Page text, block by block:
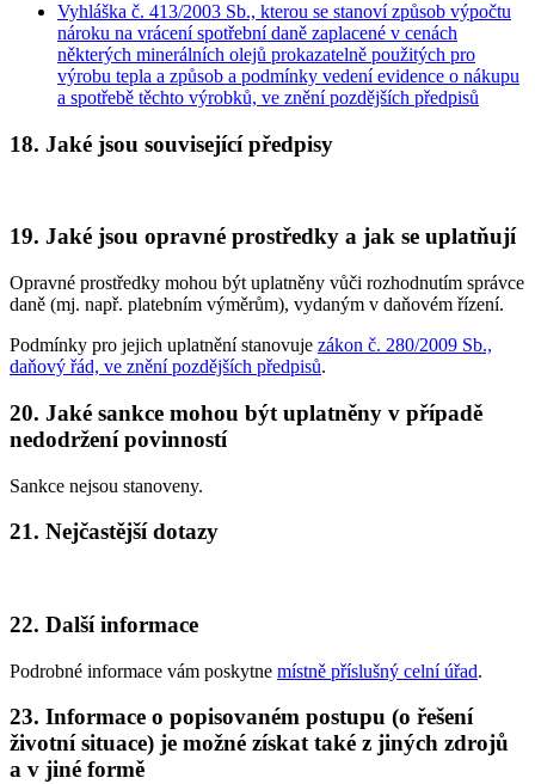
Vyhláška č. 413/2003 Sb., kterou se stanoví způsob výpočtu
nároku na vrácení spotřební daně zaplacené v cenách
některých minerálních olejů prokazatelně použitých pro
výrobu tepla a způsob a podmínky vedení evidence o nákupu
a spotřebě těchto výrobků, ve znění pozdějších předpisů
18. Jaké jsou související předpisy
19. Jaké jsou opravné prostředky a jak se uplatňují
Opravné prostředky mohou být uplatněny vůči rozhodnutím správce
daně (mj. např. platebním výměrům), vydaným v daňovém řízení.
Podmínky pro jejich uplatnění stanovuje zákon č. 280/2009 Sb.,
daňový řád, ve znění pozdějších předpisů.
20. Jaké sankce mohou být uplatněny v případě
nedodržení povinností
Sankce nejsou stanoveny.
21. Nejčastější dotazy
22. Další informace
Podrobné informace vám poskytne místně příslušný celní úřad.
23. Informace o popisovaném postupu (o řešení
životní situace) je možné získat také z jiných zdrojů
a v jiné formě